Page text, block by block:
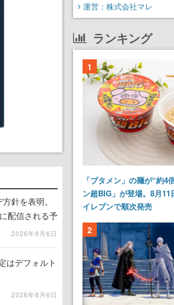
針を表明。
配信される予
2026年8月6日
はデフォルト
2026年8月6日
運営：株式会社マレ
ランキング
1
「ブタメン」の麺が“約4
ン超BIG」が登場。8月
イレブンで順次発売
2